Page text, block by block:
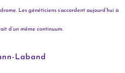
Les généticiens s’accordent aujourd’hui à
d’un même continuum.
Laband